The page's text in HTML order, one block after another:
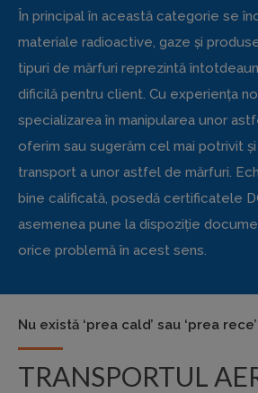
În principal în această categorie se
materiale radioactive, gaze și
tipuri de mărfuri reprezintă
dificilă pentru client. Cu experiența
specializarea în manipularea unor
oferim sau sugerăm cel mai potrivit
transport a unor astfel de mărfuri.
bine calificată, posedă certificatele
asemenea pune la dispoziție
orice problemă în acest sens.
Nu există ‘prea cald’ sau ‘prea rece’
TRANSPORTUL